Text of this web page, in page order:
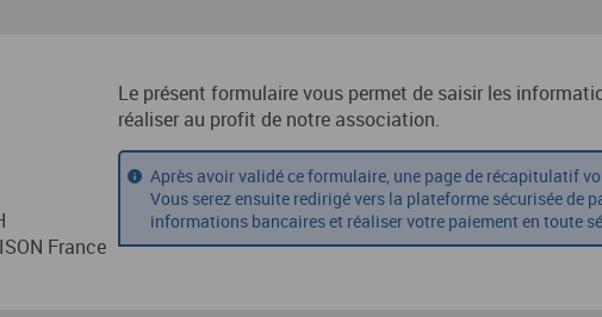
France
Le présent formulaire vous permet de saisir les
réaliser au profit de notre association.
Après avoir validé ce formulaire, une page de récapitulatif
Vous serez ensuite redirigé vers la plateforme sécurisée de
informations bancaires et réaliser votre paiement en toute